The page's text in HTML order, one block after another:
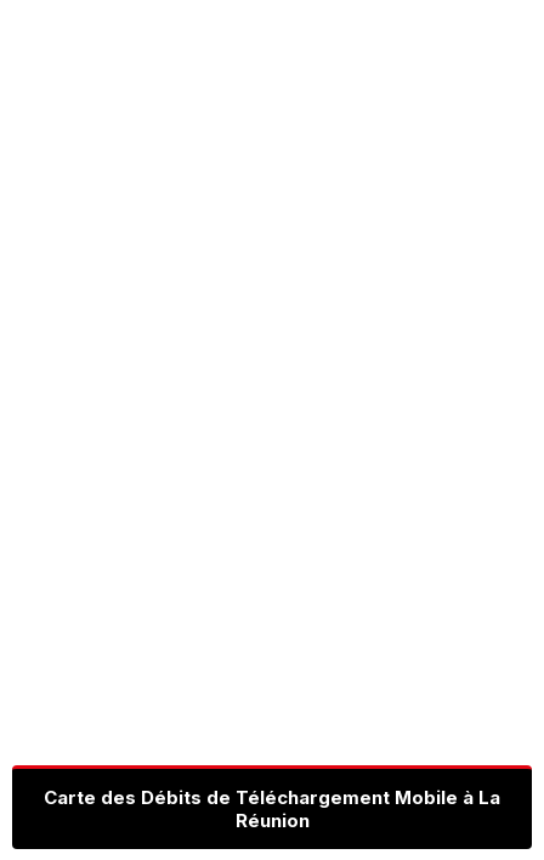
Carte des Débits de Téléchargement Mobile à La
Réunion